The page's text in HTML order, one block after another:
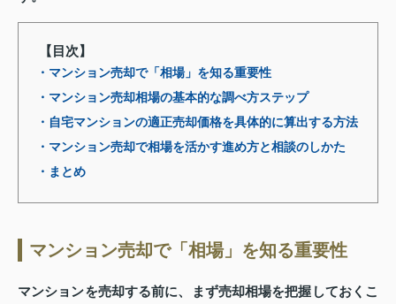
【目次】
・マンション売却で「相場」を知る重要性
・マンション売却相場の基本的な調べ方ステップ
・自宅マンションの適正売却価格を具体的に算出する方法
・マンション売却で相場を活かす進め方と相談のしかた
・まとめ
マンション売却で「相場」を知る重要性
マンションを売却する前に、まず売却相場を把握しておくこ